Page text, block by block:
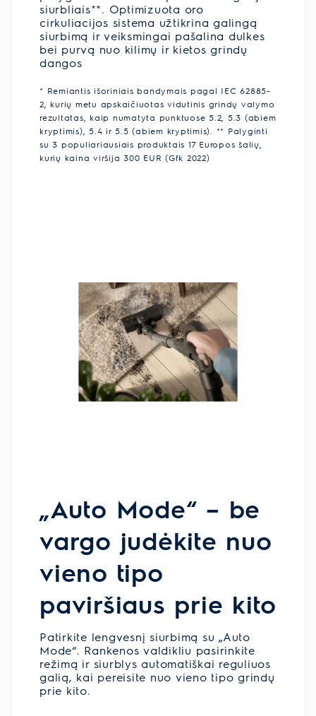
siurbliais**. Optimizuota oro
cirkuliacijos sistema užtikrina galingą
siurbimą ir veiksmingai pašalina dulkes
bei purvą nuo kilimų ir kietos grindų
dangos
* Remiantis išoriniais bandymais pagal IEC 62885-
2, kurių metu apskaičiuotas vidutinis grindų valymo
rezultatas, kaip numatyta punktuose 5.2, 5.3 (abiem
kryptimis), 5.4 ir 5.5 (abiem kryptimis). ** Palyginti
su 3 populiariausiais produktais 17 Europos šalių,
kurių kaina viršija 300 EUR (Gfk 2022)
„Auto Mode“ – be
vargo judėkite nuo
vieno tipo
paviršiaus prie kito
Patirkite lengvesnį siurbimą su „Auto
Mode“. Rankenos valdikliu pasirinkite
režimą ir siurblys automatiškai reguliuos
galią, kai pereisite nuo vieno tipo grindų
prie kito.